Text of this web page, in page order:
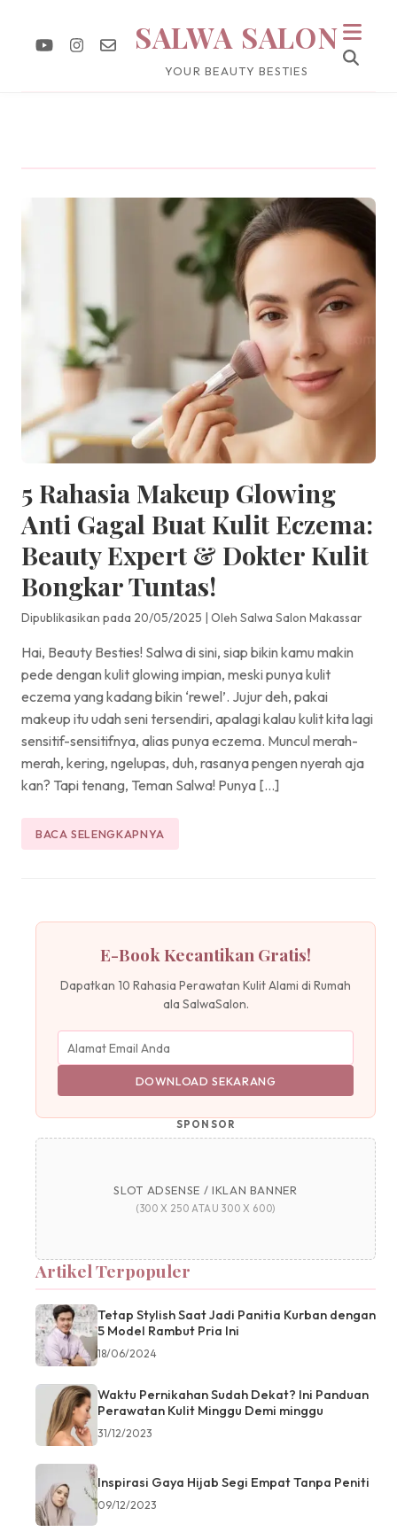
SALWA SALON
YOUR BEAUTY BESTIES
5 Rahasia Makeup Glowing
Anti Gagal Buat Kulit Eczema:
Beauty Expert & Dokter Kulit
Bongkar Tuntas!
Dipublikasikan pada 20/05/2025 | Oleh Salwa Salon Makassar
Hai, Beauty Besties! Salwa di sini, siap bikin kamu makin
pede dengan kulit glowing impian, meski punya kulit
eczema yang kadang bikin ‘rewel’. Jujur deh, pakai
makeup itu udah seni tersendiri, apalagi kalau kulit kita lagi
sensitif-sensitifnya, alias punya eczema. Muncul merah-
merah, kering, ngelupas, duh, rasanya pengen nyerah aja
kan? Tapi tenang, Teman Salwa! Punya […]
BACA SELENGKAPNYA
E-Book Kecantikan Gratis!
Dapatkan 10 Rahasia Perawatan Kulit Alami di Rumah
ala SalwaSalon.
DOWNLOAD SEKARANG
SPONSOR
SLOT ADSENSE / IKLAN BANNER
(300 X 250 ATAU 300 X 600)
Artikel Terpopuler
Tetap Stylish Saat Jadi Panitia Kurban dengan
5 Model Rambut Pria Ini
18/06/2024
Waktu Pernikahan Sudah Dekat? Ini Panduan
Perawatan Kulit Minggu Demi minggu
31/12/2023
Inspirasi Gaya Hijab Segi Empat Tanpa Peniti
09/12/2023